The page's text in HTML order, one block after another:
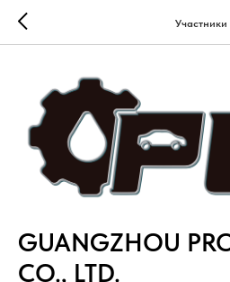
Участники
GUANGZHOU
CO., LTD.